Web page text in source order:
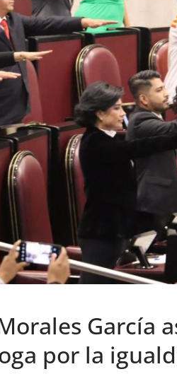
García
por la